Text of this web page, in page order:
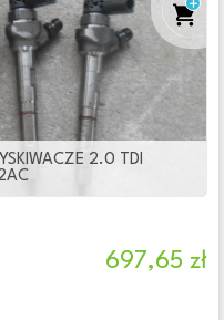
2.0 TDI
697,65 zł